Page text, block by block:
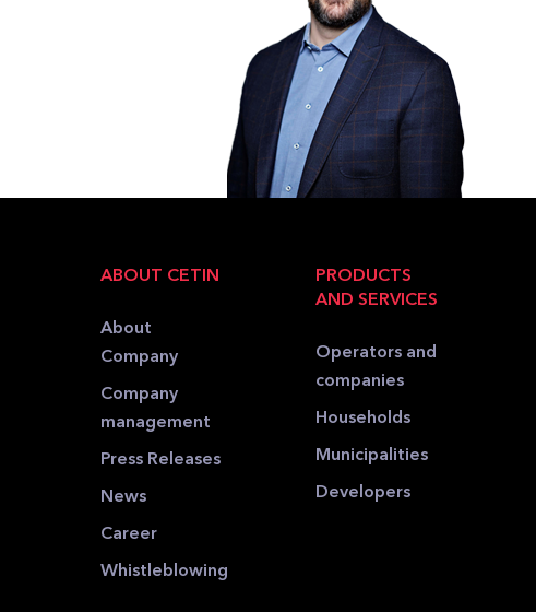
ABOUT CETIN
About
Company
Company
management
Press Releases
News
Career
Whistleblowing
PRODUCTS
AND SERVICES
Operators and
companies
Households
Municipalities
Developers